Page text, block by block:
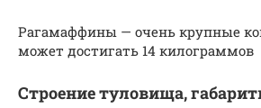
Рагамаффины — очень крупные
может достигать 14 килограммов
Строение туловища,